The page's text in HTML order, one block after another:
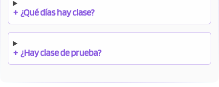
+ ¿Qué días hay clase?
+ ¿Hay clase de prueba?